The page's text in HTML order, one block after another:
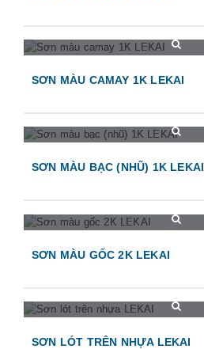
SƠN MÀU CAMAY 1K LEKAI
SƠN MÀU BẠC (NHŨ) 1K LEKAI
SƠN MÀU GỐC 2K LEKAI
SƠN LÓT TRÊN NHỰA LEKAI